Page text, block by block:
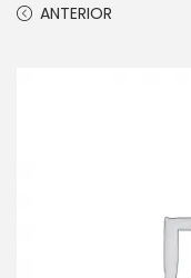
ANTERIOR